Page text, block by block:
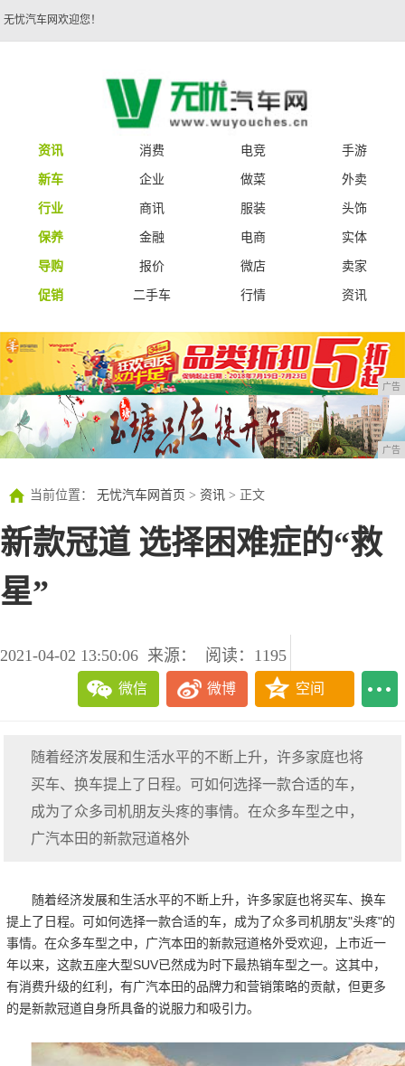
无忧汽车网欢迎您！
资讯 消费 电竞
手游
新车
企业 做菜
外卖
行业
商讯 服装
头饰
保养
金融 电商
实体
导购
报价 微店
卖家
促销
二手车 行情 资讯
广告
广告
当前位置： 无忧汽车网首页 > 资讯 > 正文
新款冠道 选择困难症的“救
星”
2021-04-02 13:50:06 来源： 阅读：1195
微信 微博 空间
随着经济发展和生活水平的不断上升，许多家庭也将
买车、换车提上了日程。可如何选择一款合适的车，
成为了众多司机朋友头疼的事情。在众多车型之中，
广汽本田的新款冠道格外
随着经济发展和生活水平的不断上升，许多家庭也将买车、换车
提上了日程。可如何选择一款合适的车，成为了众多司机朋友"头疼"的
事情。在众多车型之中，广汽本田的新款冠道格外受欢迎，上市近一
年以来，这款五座大型SUV已然成为时下最热销车型之一。这其中，
有消费升级的红利，有广汽本田的品牌力和营销策略的贡献，但更多
的是新款冠道自身所具备的说服力和吸引力。